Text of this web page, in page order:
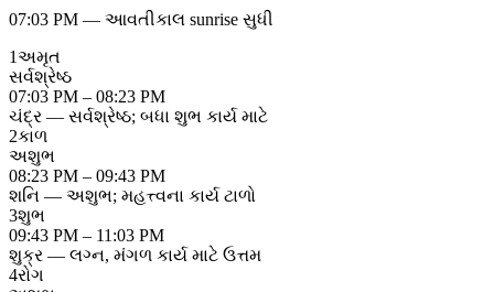
07:03 PM — આવતીકાલ sunrise સુધી
1અમૃત
સર્વશ્રેષ્ઠ
07:03 PM – 08:23 PM
ચંદ્ર — સર્વશ્રેષ્ઠ; બધા શુભ કાર્ય માટે
2કાળ
અશુભ
08:23 PM – 09:43 PM
શનિ — અશુભ; મહત્ત્વના કાર્ય ટાળો
3શુભ
09:43 PM – 11:03 PM
શુક્ર — લગ્ન, મંગળ કાર્ય માટે ઉત્તમ
4રોગ